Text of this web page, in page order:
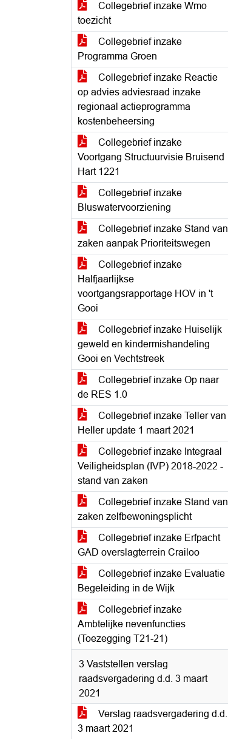
Collegebrief inzake Wmo
toezicht
Collegebrief inzake
Programma Groen
Collegebrief inzake Reactie
op advies adviesraad inzake
regionaal actieprogramma
kostenbeheersing
Collegebrief inzake
Voortgang Structuurvisie Bruisend
Hart 1221
Collegebrief inzake
Bluswatervoorziening
Collegebrief inzake Stand van
zaken aanpak Prioriteitswegen
Collegebrief inzake
Halfjaarlijkse
voortgangsrapportage HOV in 't
Gooi
Collegebrief inzake Huiselijk
geweld en kindermishandeling
Gooi en Vechtstreek
Collegebrief inzake Op naar
de RES 1.0
Collegebrief inzake Teller van
Heller update 1 maart 2021
Collegebrief inzake Integraal
Veiligheidsplan (IVP) 2018-2022 -
stand van zaken
Collegebrief inzake Stand van
zaken zelfbewoningsplicht
Collegebrief inzake Erfpacht
GAD overslagterrein Crailoo
Collegebrief inzake Evaluatie
Begeleiding in de Wijk
Collegebrief inzake
Ambtelijke nevenfuncties
(Toezegging T21-21)
3 Vaststellen verslag
raadsvergadering d.d. 3 maart
2021
Verslag raadsvergadering d.d.
3 maart 2021